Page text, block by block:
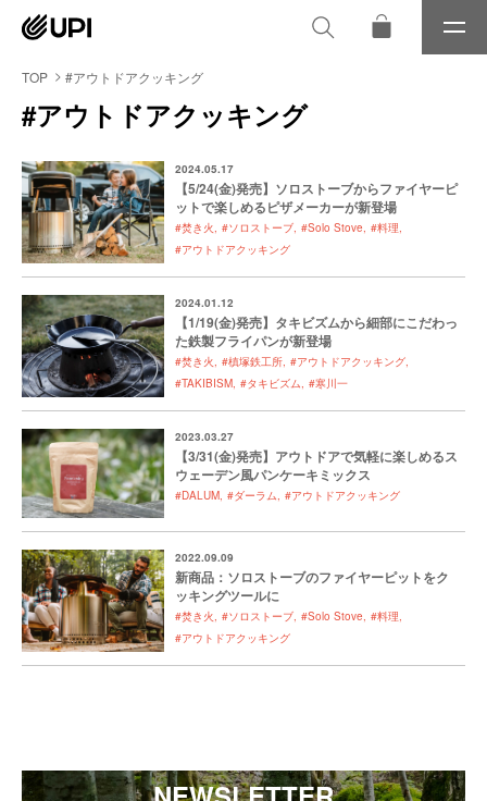
メ
ニ
TOP #アウトドアクッキング
#アウトドアクッキング
2024.05.17
【5/24(金)発売】ソロストーブからファイヤーピ
ットで楽しめるピザメーカーが新登場
#焚き火 #ソロストーブ #Solo Stove #料理
#アウトドアクッキング
2024.01.12
【1/19(金)発売】タキビズムから細部にこだわっ
た鉄製フライパンが新登場
#焚き火 #槙塚鉄工所 #アウトドアクッキング
#TAKIBISM #タキビズム #寒川一
2023.03.27
【3/31(金)発売】アウトドアで気軽に楽しめるス
ウェーデン風パンケーキミックス
#DALUM #ダーラム #アウトドアクッキング
2022.09.09
新商品：ソロストーブのファイヤーピットをク
ッキングツールに
#焚き火 #ソロストーブ #Solo Stove #料理
#アウトドアクッキング